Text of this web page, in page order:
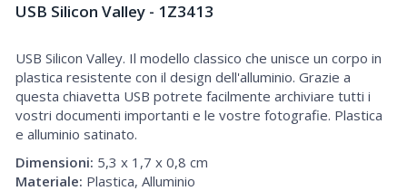
USB Silicon Valley - 1Z3413
USB Silicon Valley. Il modello classico che unisce un corpo in
plastica resistente con il design dell'alluminio. Grazie a
questa chiavetta USB potrete facilmente archiviare tutti i
vostri documenti importanti e le vostre fotografie. Plastica
e alluminio satinato.
Dimensioni: 5,3 x 1,7 x 0,8 cm
Materiale: Plastica, Alluminio